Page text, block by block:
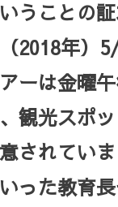
うことの証
2018年）
ーは金曜
観光スポ
されていま
った教育